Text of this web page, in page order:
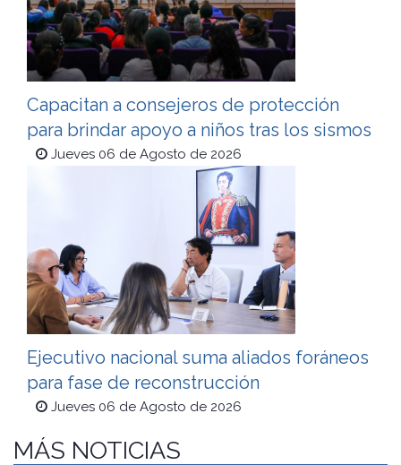
Capacitan a consejeros de protección
para brindar apoyo a niños tras los sismos
Jueves 06 de Agosto de 2026
Ejecutivo nacional suma aliados foráneos
para fase de reconstrucción
Jueves 06 de Agosto de 2026
MÁS NOTICIAS